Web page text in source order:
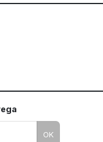
utilizar os nossos gabaritos
OK